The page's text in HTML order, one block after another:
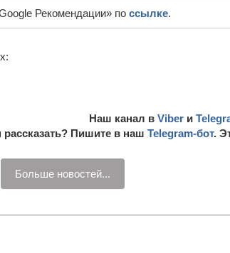
Рекомендации» по ссылке.
Наш канал в Viber и
рассказать? Пишите в наш Telegram-бот.
Больше новостей...